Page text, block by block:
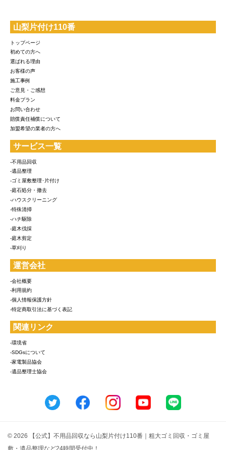
山梨片付け110番
トップページ
初めての方へ
選ばれる理由
お客様の声
施工事例
ご意見・ご感想
料金プラン
お問い合わせ
賠償責任補償について
加盟希望の業者の方へ
サービス一覧
-不用品回収
-遺品整理
-ゴミ屋敷整理･片付け
-庭石処分・撤去
-ハウスクリーニング
-特殊清掃
-ハチ駆除
-庭木伐採
-庭木剪定
-草刈り
運営会社
-会社概要
-利用規約
-個人情報保護方針
-特定商取引法に基づく表記
関連リンク
-環境省
-SDGsについて
-家電製品協会
-遺品整理士協会
© 2026 【公式】不用品回収なら山梨片付け110番｜粗大ゴミ回収・ゴミ屋
敷・遺品整理など24時間受付中！